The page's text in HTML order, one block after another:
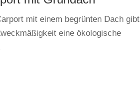
mit einem begrünten Dach gibt
eine ökologische